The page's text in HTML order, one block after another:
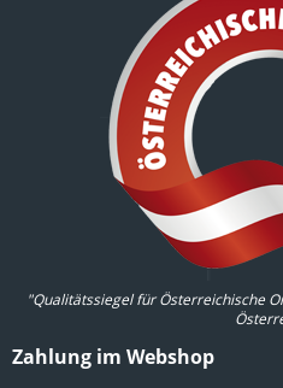
"Qualitätssiegel für Österreichische
Zahlung im Webshop